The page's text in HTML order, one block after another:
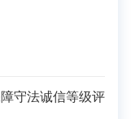
守法诚信等级评